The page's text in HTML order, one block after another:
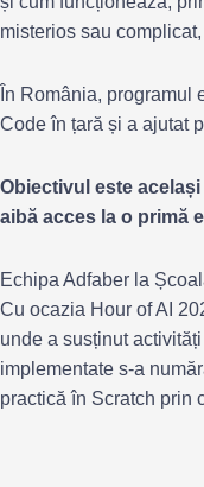
misterios sau
În România, programul
Code în țară și a ajutat
Obiectivul este
aibă acces la o primă
Echipa Adfaber la
Cu ocazia Hour of AI
unde a susținut
implementate s-a
practică în Scratch prin